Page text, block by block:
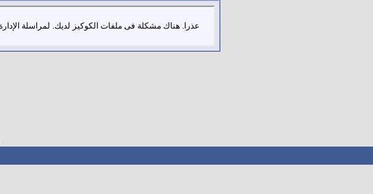
عذرا. هناك مشكلة فى ملفات الكوكيز لديك. لمراسلة